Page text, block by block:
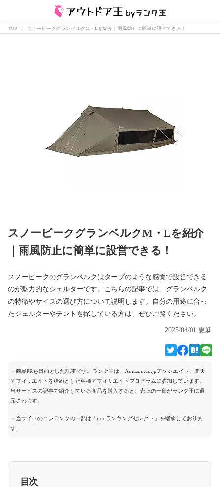
TOP スノーピークグランベルクM・Lを紹介｜雨風防止に簡単に設営できる！
スノーピークグランベルクM・Lを紹介
｜雨風防止に簡単に設営できる！
スノーピークのグランベルクはタープのような感覚で設営できる
のが魅力的なシェルターです。こちらの記事では、グランベルク
の特徴やサイズの選び方について説明します。自分の用途に合っ
たシェルターやテントを探している方は、ぜひご覧ください。
2025/04/01 更新
・商品PRを目的とした記事です。ランク王は、Amazon.co.jpアソシエイト、楽天
アフィリエイトを始めとした各種アフィリエイトプログラムに参加しています。
当サービスの記事で紹介している商品を購入すると、売上の一部がランク王に還
元されます。
・当サイトのコンテンツの一部は「gooランキングセレクト」を継承しておりま
す。
目次